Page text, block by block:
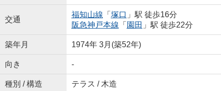
交通
福知山線 「 塚口 」駅 徒歩16分
阪急神戸本線 「 園田 」駅 徒歩22分
築年月 1974年 3月(築52年)
向き -
種別 / 構造 テラス / 木造